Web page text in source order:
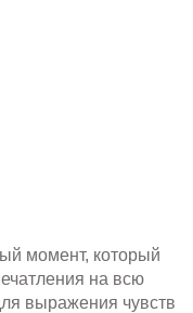
момент, который
на всю
выражения чувств